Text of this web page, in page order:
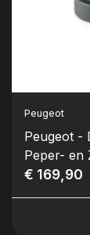
Peugeot
Peugeot -
Peper- en
15 cm)
€ 169,90